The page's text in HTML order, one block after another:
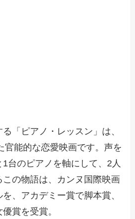
「ピアノ・レッスン」は、
官能的な恋愛映画です。声を
台のピアノを軸にして、2人
の物語は、カンヌ国際映画
、アカデミー賞で脚本賞、
賞を受賞。